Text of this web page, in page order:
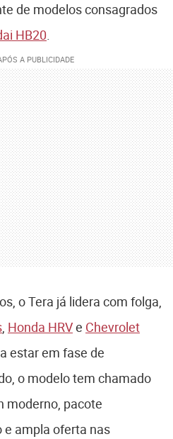
de modelos consagrados
HB20.
o Tera já lidera com folga,
, Honda HRVe Chevrolet
estar em fase de
o modelo tem chamado
moderno, pacote
ampla oferta nas